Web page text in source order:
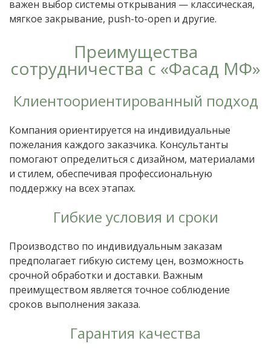
важен выбор системы открывания — классическая,
мягкое закрывание, push-to-open и другие.
Преимущества
сотрудничества с «Фасад МФ»
Клиентоориентированный подход
Компания ориентируется на индивидуальные
пожелания каждого заказчика. Консультанты
помогают определиться с дизайном, материалами
и стилем, обеспечивая профессиональную
поддержку на всех этапах.
Гибкие условия и сроки
Производство по индивидуальным заказам
предполагает гибкую систему цен, возможность
срочной обработки и доставки. Важным
преимуществом является точное соблюдение
сроков выполнения заказа.
Гарантия качества